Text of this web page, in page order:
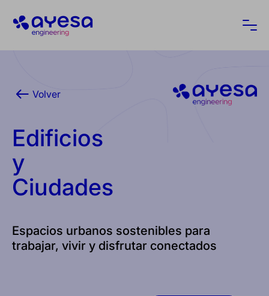
Ayesa
Volver
Edificios
y
Ciudades
Espacios urbanos sostenibles para
trabajar, vivir y disfrutar conectados